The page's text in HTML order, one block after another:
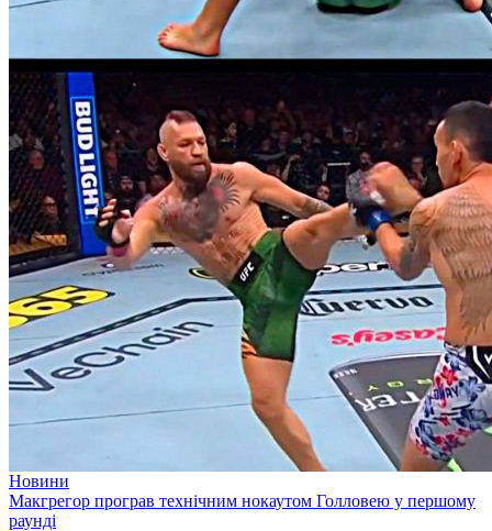
Новини
Макгрегор програв технічним нокаутом Голловею у першому
раунді